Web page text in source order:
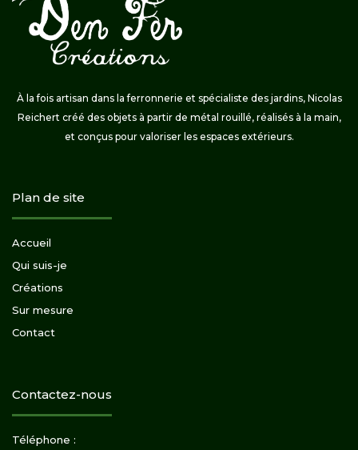
À la fois artisan dans la ferronnerie et spécialiste des jardins, Nicolas
Reichert créé des objets à partir de métal rouillé, réalisés à la main,
et conçus pour valoriser les espaces extérieurs.
Plan de site
Accueil
Qui suis-je
Créations
Sur mesure
Contact
Contactez-nous
Téléphone :